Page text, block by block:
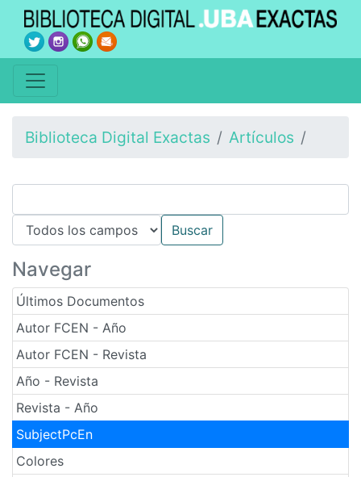
Biblioteca Digital Exactas Artículos
Navegar
Últimos Documentos
Autor FCEN - Año
Autor FCEN - Revista
Año - Revista
Revista - Año
SubjectPcEn
Colores